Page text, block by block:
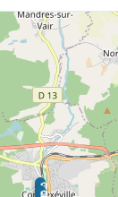
🏨
🏨
🏨